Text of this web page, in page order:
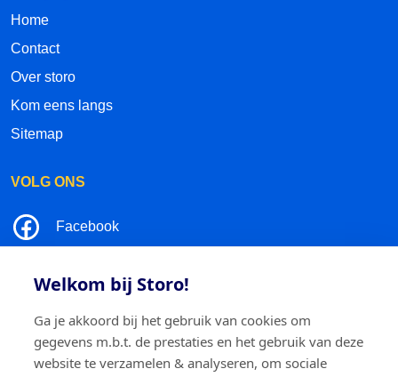
Welkom bij Storo!
Ga je akkoord bij het gebruik van cookies om
gegevens m.b.t. de prestaties en het gebruik van deze
website te verzamelen & analyseren, om sociale
Home
Contact
Over storo
Kom eens langs
Sitemap
VOLG ONS
Facebook
TikTok